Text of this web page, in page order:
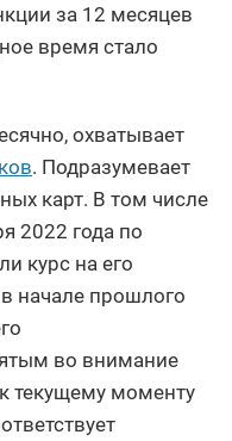
за 12 месяцев
время стало
охватывает
. Подразумевает
карт. В том числе
2022 года по
курс на его
начале прошлого
во внимание
текущему моменту